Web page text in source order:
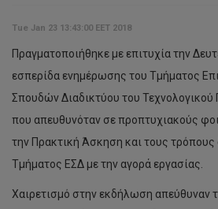
Tue Jan 23 13:43:00 EET 2018
Πραγματοποιήθηκε με επιτυχία την
εσπερίδα ενημέρωσης του Τμήματος
Σπουδών Διαδικτύου του Τεχνολογικού
που απευθυνόταν σε προπτυχιακούς
την Πρακτική Άσκηση και τους τρόπους
Τμήματος ΕΣΔ με την αγορά εργασίας.
Χαιρετισμό στην εκδήλωση απεύθυναν